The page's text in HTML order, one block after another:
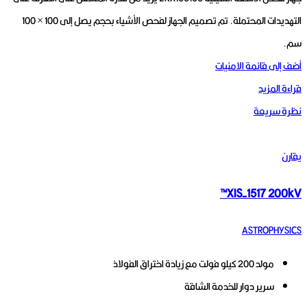
التهديدات المحتملة. تم تصميم الجهاز لفحص الأشياء بحجم يصل إلى 100 × 100
سم.
أضف إلى قائمة الامنيات
قراءة المزيد
نظرة سريعة
يقارن
XIS-1517 200kV™
ASTROPHYSICS
مولد 200 كيلو فولت مع زيادة اختراق الفولاذ
سرير دوار للخدمة الشاقة